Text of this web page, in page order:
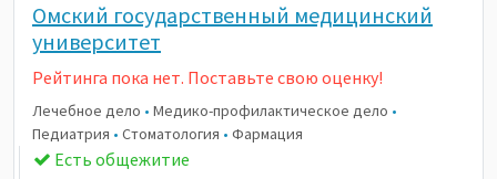
Омский государственный медицинский
университет
Рейтинга пока нет. Поставьте свою оценку!
Лечебное дело • Медико-профилактическое дело •
Педиатрия • Стоматология • Фармация
Есть общежитие